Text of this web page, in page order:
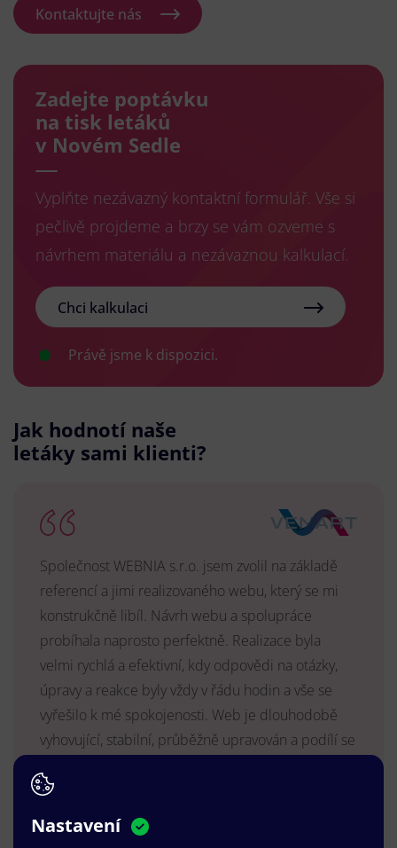
Kontaktujte nás
Zadejte poptávku
na tisk letáků
v Novém Sedle
Vyplňte nezávazný kontaktní formulář. Vše si
pečlivě projdeme a brzy se vám ozveme s
návrhem materiálu a nezávaznou kalkulací.
Chci kalkulaci
Právě jsme k dispozici.
Jak hodnotí naše
letáky sami klienti?
Společnost WEBNIA s.r.o. jsem zvolil na základě
referencí a jimi realizovaného webu, který se mi
konstrukčně libíl. Návrh webu a spolupráce
probíhala naprosto perfektně. Realizace byla
velmi rychlá a efektivní, kdy odpovědi na otázky,
úpravy a reakce byly vždy v řádu hodin a vše se
vyřešilo k mé spokojenosti. Web je dlouhodobě
vyhovující, stabilní, průběžně upravován a podílí se
VENART s.r.o.
Nastavení